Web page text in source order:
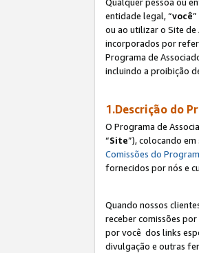
entidade legal, “você”
ou ao utilizar o Site de
incorporados por
Programa de
incluindo a proibição
1.Descrição do
O Programa de
“Site”), colocando
Comissões do
fornecidos por nós e
Quando nossos
receber comissões
por você dos links
divulgação e outras